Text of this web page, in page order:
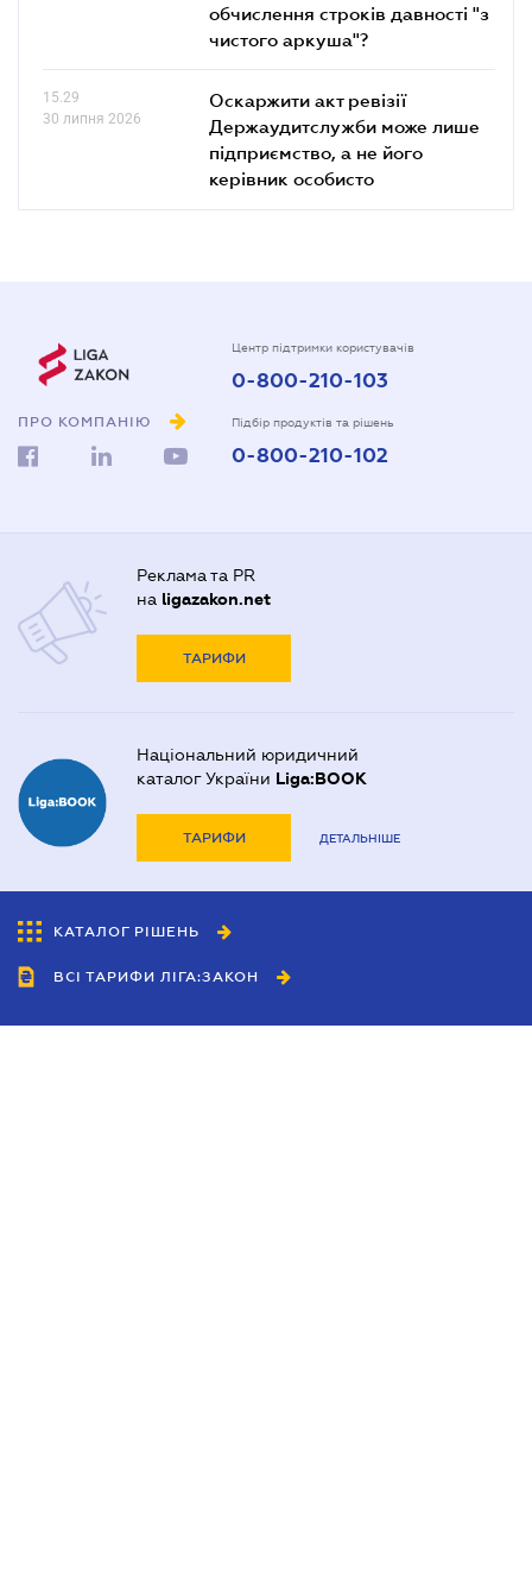
обчислення строків давності "з
чистого аркуша"?
15.29
30 липня 2026
Оскаржити акт ревізії
Держаудитслужби може лише
підприємство, а не його
керівник особисто
ПРО КОМПАНІЮ
Центр підтримки користувачів
0-800-210-103
Підбір продуктів та рішень
0-800-210-102
Реклама та PR
на ligazakon.net
ТАРИФИ
Національний юридичний
каталог України Liga:BOOK
ТАРИФИ ДЕТАЛЬНІШЕ
КАТАЛОГ РІШЕНЬ
ВСІ ТАРИФИ ЛІГА:ЗАКОН